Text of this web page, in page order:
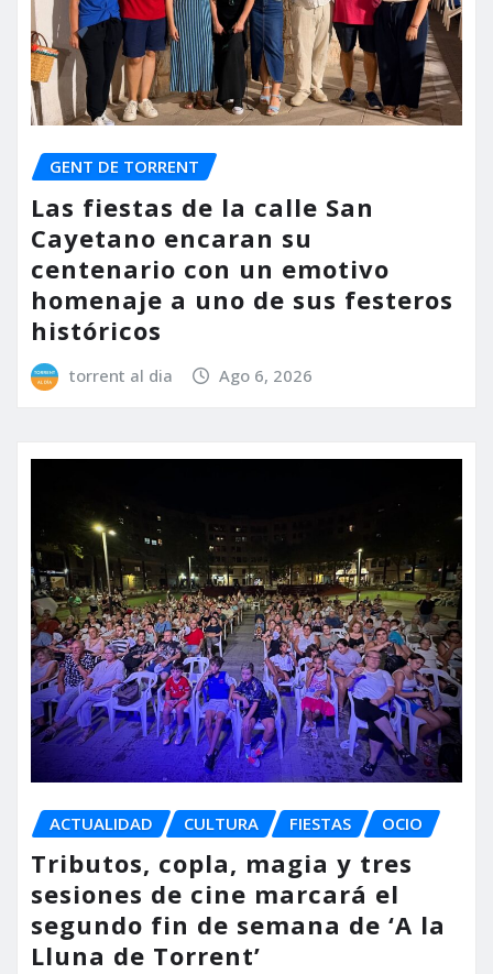
GENT DE TORRENT
Las fiestas de la calle San
Cayetano encaran su
centenario con un emotivo
homenaje a uno de sus festeros
históricos
torrent al dia Ago 6, 2026
ACTUALIDAD CULTURA FIESTAS OCIO
Tributos, copla, magia y tres
sesiones de cine marcará el
segundo fin de semana de ‘A la
Lluna de Torrent’